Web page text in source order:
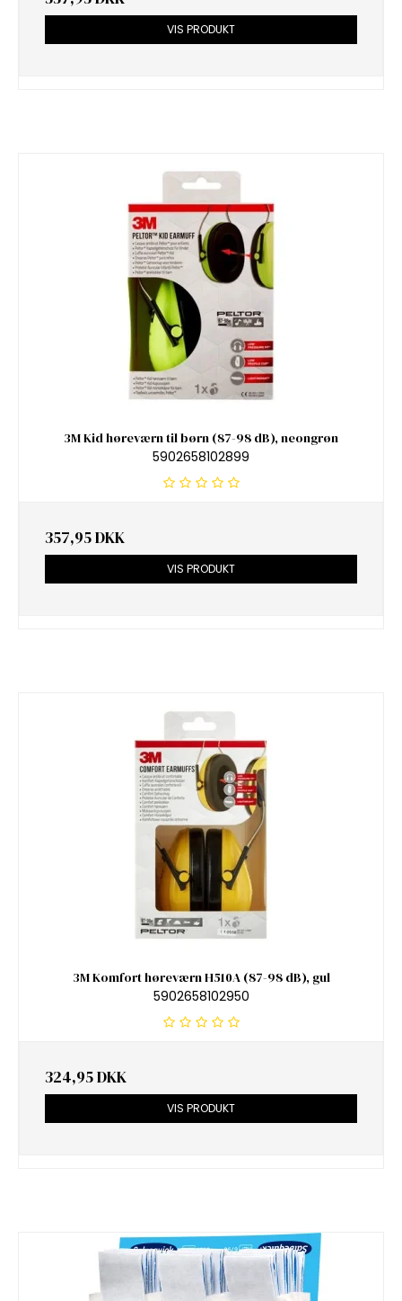
VIS PRODUKT
3M Kid høreværn til børn (87-98 dB), neongrøn
5902658102899
357,95 DKK
VIS PRODUKT
3M Komfort høreværn H510A (87-98 dB), gul
5902658102950
324,95 DKK
VIS PRODUKT